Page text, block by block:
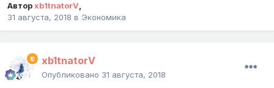
Авторxb1tnatorV,
31 августа, 2018 в Экономика
xb1tnatorV
Опубликовано 31 августа, 2018